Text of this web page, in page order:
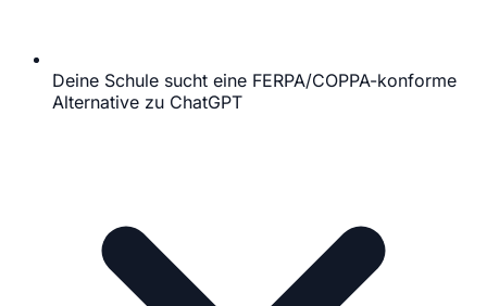
Deine Schule sucht eine FERPA/COPPA-konforme
Alternative zu ChatGPT